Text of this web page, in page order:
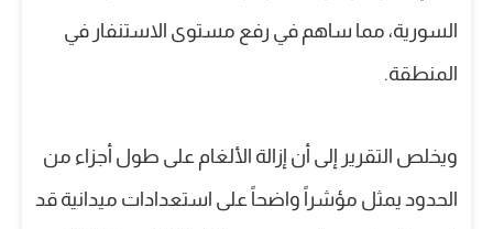
السورية، مما ساهم في رفع مستوى الاستنفار في
المنطقة.
ويخلص التقرير إلى أن إزالة الألغام على طول أجزاء من
الحدود يمثل مؤشراً واضحاً على استعدادات ميدانية قد